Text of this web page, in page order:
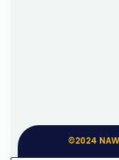
©2024